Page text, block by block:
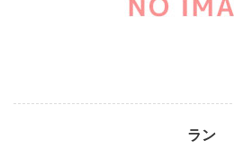
ラン